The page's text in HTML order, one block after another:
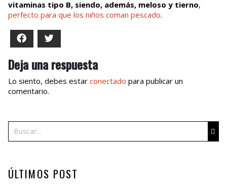
vitaminas tipo B, siendo, además, meloso y tierno,
perfecto para que los niños coman pescado.
Facebook
Deja una respuesta
Lo siento, debes estar conectado para publicar un
comentario.
ÚLTIMOS POST